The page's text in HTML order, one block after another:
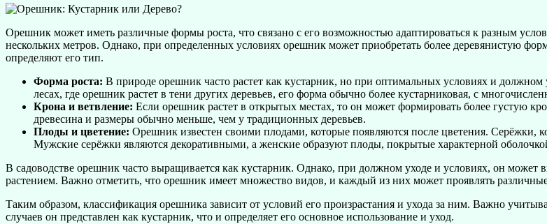
Орешник может иметь различные формы роста, что связано с его возможностью адаптироваться к разным
нескольких метров. Однако, при определенных условиях орешник может приобретать более деревянистую
определяют его тип.
Форма роста: В природе орешник часто растет как кустарник, но при оптимальных условиях и
лесах, где орешник растет в тени других деревьев, его форма обычно более кустарниковая, с
Крона и ветвление: Если орешник растет в открытых местах, то он может формировать более густую
древесина и размеры обычно меньше, чем у традиционных деревьев.
Плоды и цветение: Орешник известен своими плодами, которые появляются после цветения.
Мужские серёжки являются декоративными, а женские образуют плоды, покрытые характерной
В садоводстве орешник часто выращивается как кустарник. Однако, при должном уходе и условиях, он может
растением. Важно отметить, что орешник имеет множество видов, и каждый из них может проявлять
Таким образом, классификация орешника зависит от условий его произрастания и ухода за ним. Важно
случаев он представлен как кустарник, что и определяет его основное использование и уход.